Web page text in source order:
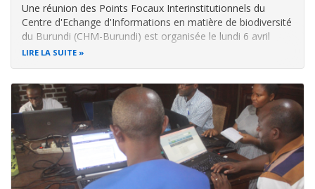
Une réunion des Points Focaux Interinstitutionnels du
Centre d'Echange d'Informations en matière de biodiversité
du Burundi (CHM-Burundi) est organisée le lundi 6 avril
2026 à partir de 8h30, dans la salle des réunions de l'Office
LIRE LA SUITE